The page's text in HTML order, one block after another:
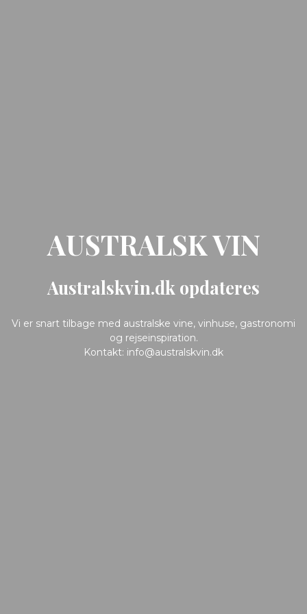
AUSTRALSK VIN
Australskvin.dk opdateres
Vi er snart tilbage med australske vine, vinhuse, gastronomi
og rejseinspiration.
Kontakt: info@australskvin.dk